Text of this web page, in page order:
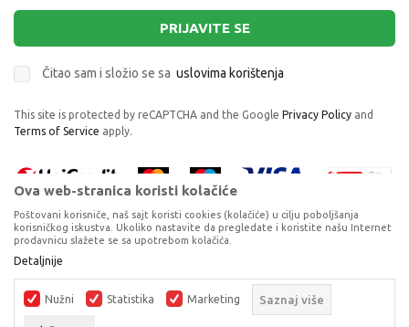
STOR URBAN KUTIJA ZA SENDVIC PAW
PATROL BOY
BOCE ZA VODU I KUTIJE ZA UŽINU
PRIJAVITE SE
Čitao sam i složio se sa uslovima korištenja
This site is protected by reCAPTCHA and the Google Privacy Policy and
Terms of Service apply.
Proizvode na sajtu nastojimo da opišemo što je preciznije moguće, ali ne
možemo garantovati da su svi podaci i fotografije, navedeni u okrviru
proizvoda, u potpunosti kompletni i bez grešaka. Svi artikli prikazani na
sajtu su dio naše ponude, ali ne podrazumijeva da su dostupni u svakom
Ova web-stranica koristi kolačiće
Poštovani korisniče, naš sajt koristi cookies (kolačiće) u cilju poboljšanja
korisničkog iskustva. Ukoliko nastavite da pregledate i koristite našu Internet
prodavnicu slažete se sa upotrebom kolačića.
Detaljnije
Nužni Statistika Marketing Saznaj više